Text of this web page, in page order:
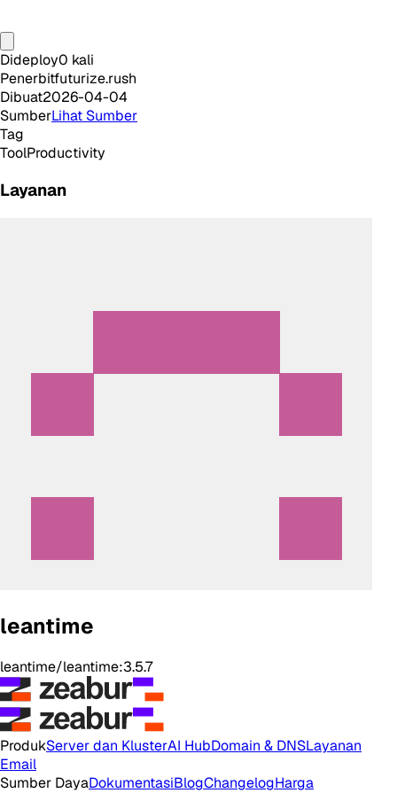
Dideploy0 kali
Penerbitfuturize.rush
Dibuat2026-04-04
SumberLihat Sumber
Tag
ToolProductivity
Layanan
leantime
leantime/leantime:3.5.7
ProdukServer dan KlusterAI HubDomain & DNSLayanan
Email
Sumber DayaDokumentasiBlogChangelogHarga